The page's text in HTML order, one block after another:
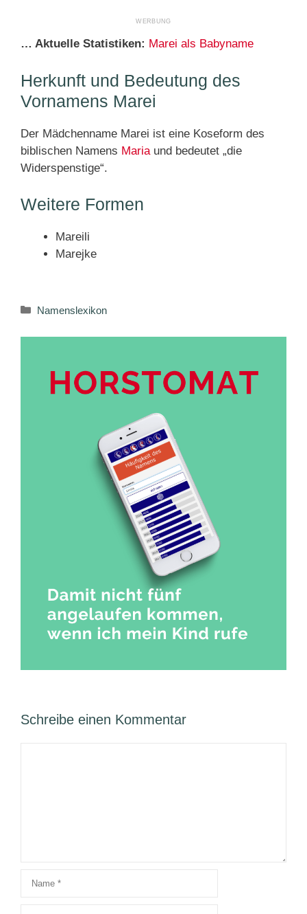
… Aktuelle Statistiken: Marei als Babyname
Herkunft und Bedeutung des
Vornamens Marei
Der Mädchenname Marei ist eine Koseform des
biblischen Namens Maria und bedeutet „die
Widerspenstige“.
Weitere Formen
Mareili
Marejke
Kategorien
Namenslexikon
Schreibe einen Kommentar
Name